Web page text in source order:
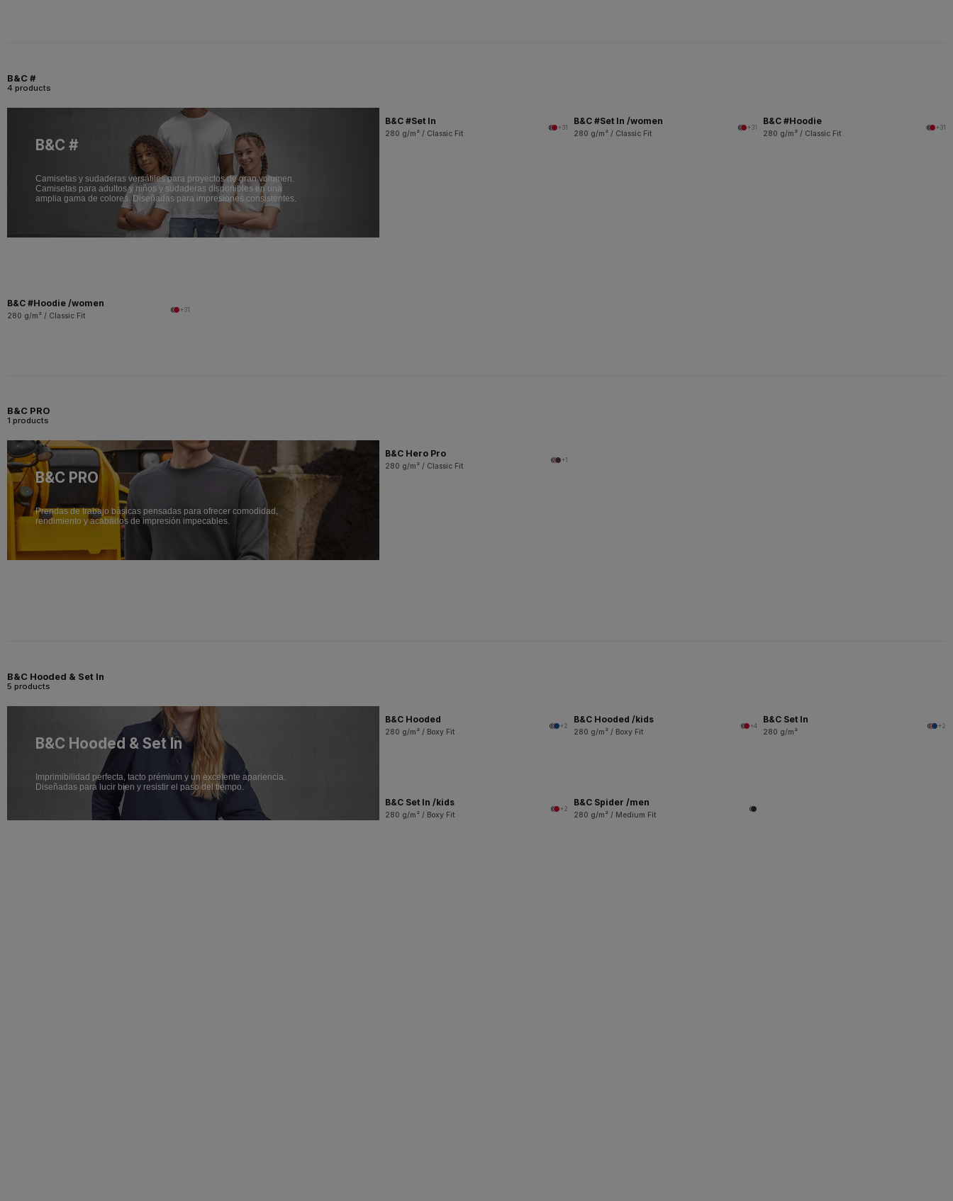
B&C #
4 products
B&C #
Camisetas y sudaderas versátiles para proyectos de gran volumen.
Camisetas para adultos y niños y sudaderas disponibles en una
amplia gama de colores. Diseñadas para impresiones consistentes.
B&C #Set In
280 g/m² / Classic Fit
+31
B&C #Set In /women
280 g/m² / Classic Fit
+31
B&C #Hoodie
280 g/m² / Classic Fit
+31
B&C #Hoodie /women
280 g/m² / Classic Fit
+31
B&C PRO
1 products
B&C PRO
Prendas de trabajo básicas pensadas para ofrecer comodidad,
rendimiento y acabados de impresión impecables.
B&C Hero Pro
280 g/m² / Classic Fit
+1
B&C Hooded & Set In
5 products
B&C Hooded & Set In
Imprimibilidad perfecta, tacto prémium y un excelente apariencia.
Diseñadas para lucir bien y resistir el paso del tiempo.
B&C Hooded
280 g/m² / Boxy Fit
+2
B&C Hooded /kids
280 g/m² / Boxy Fit
+4
B&C Set In
280 g/m²
+2
B&C Set In /kids
280 g/m² / Boxy Fit
+2
B&C Spider /men
280 g/m² / Medium Fit